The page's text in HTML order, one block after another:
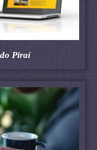
Piraí